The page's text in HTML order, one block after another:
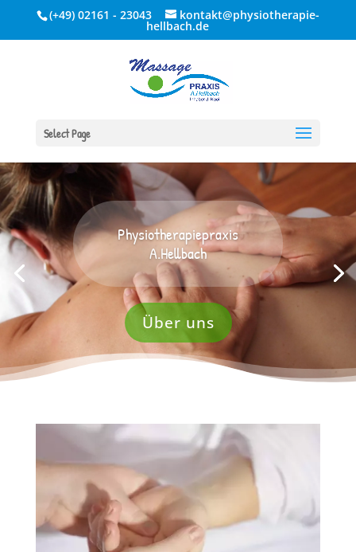
(+49) 02161 - 23043 kontakt@physiotherapie-
hellbach.de
Select Page
Physiotherapiepraxis
A.Hellbach
Über uns